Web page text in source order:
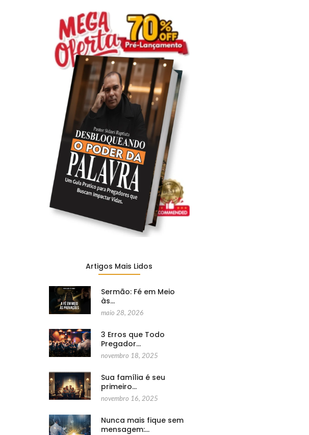
Artigos Mais Lidos
Sermão: Fé em Meio
às…
maio 28, 2026
3 Erros que Todo
Pregador…
novembro 18, 2025
Sua família é seu
primeiro…
novembro 16, 2025
Nunca mais fique sem
mensagem:…